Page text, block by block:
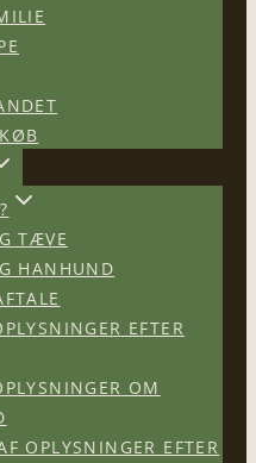
TÆVE
HANHUND
EFTER
OM
OPLYSNINGER EFTER